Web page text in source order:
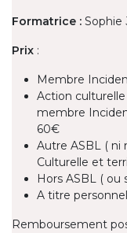
Formatrice : Sophie
Prix :
Membre
Action
membre
60€
Autre ASBL (
Culturelle et
Hors ASBL ( ou
A titre
Remboursement